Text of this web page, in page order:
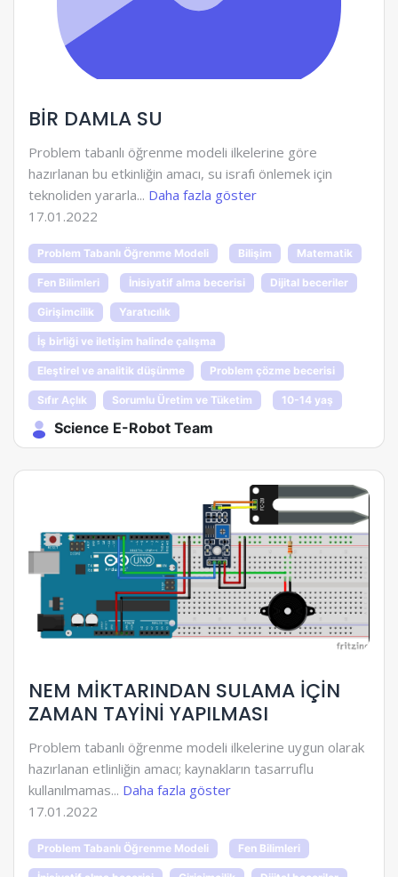
BİR DAMLA SU
Problem tabanlı öğrenme modeli ilkelerine göre
hazırlanan bu etkinliğin amacı, su israfı önlemek için
teknoliden yararla... Daha fazla göster
17.01.2022
Problem Tabanlı Öğrenme Modeli Bilişim Matematik
Fen Bilimleri İnisiyatif alma becerisi Dijital beceriler
Girişimcilik Yaratıcılık
İş birliği ve iletişim halinde çalışma
Eleştirel ve analitik düşünme Problem çözme becerisi
Sıfır Açlık Sorumlu Üretim ve Tüketim 10-14 yaş
Science E-Robot Team
NEM MİKTARINDAN SULAMA İÇİN
ZAMAN TAYİNİ YAPILMASI
Problem tabanlı öğrenme modeli ilkelerine uygun olarak
hazırlanan etlinliğin amacı; kaynakların tasarruflu
kullanılmamas... Daha fazla göster
17.01.2022
Problem Tabanlı Öğrenme Modeli Fen Bilimleri